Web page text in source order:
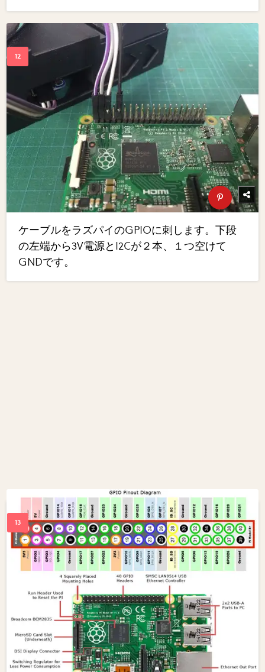
ケーブルをラズパイのGPIOに刺します。下段
の左端から3V電源とI2Cが２本、１つ空けて
GNDです。